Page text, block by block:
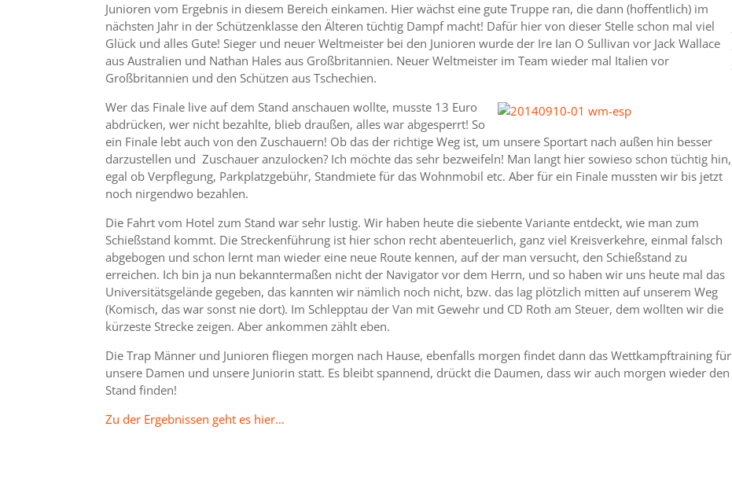
Junioren vom Ergebnis in diesem Bereich einkamen. Hier wächst eine gute Truppe ran, die dann (hoffentlich) im
nächsten Jahr in der Schützenklasse den Älteren tüchtig Dampf macht! Dafür hier von dieser Stelle schon mal viel
Glück und alles Gute! Sieger und neuer Weltmeister bei den Junioren wurde der Ire Ian O Sullivan vor Jack Wallace
aus Australien und Nathan Hales aus Großbritannien. Neuer Weltmeister im Team wieder mal Italien vor
Großbritannien und den Schützen aus Tschechien.
Wer das Finale live auf dem Stand anschauen wollte, musste 13 Euro
abdrücken, wer nicht bezahlte, blieb draußen, alles war abgesperrt! So
ein Finale lebt auch von den Zuschauern! Ob das der richtige Weg ist, um unsere Sportart nach außen hin besser
darzustellen und Zuschauer anzulocken? Ich möchte das sehr bezweifeln! Man langt hier sowieso schon tüchtig hin,
egal ob Verpflegung, Parkplatzgebühr, Standmiete für das Wohnmobil etc. Aber für ein Finale mussten wir bis jetzt
noch nirgendwo bezahlen.
Die Fahrt vom Hotel zum Stand war sehr lustig. Wir haben heute die siebente Variante entdeckt, wie man zum
Schießstand kommt. Die Streckenführung ist hier schon recht abenteuerlich, ganz viel Kreisverkehre, einmal falsch
abgebogen und schon lernt man wieder eine neue Route kennen, auf der man versucht, den Schießstand zu
erreichen. Ich bin ja nun bekanntermaßen nicht der Navigator vor dem Herrn, und so haben wir uns heute mal das
Universitätsgelände gegeben, das kannten wir nämlich noch nicht, bzw. das lag plötzlich mitten auf unserem Weg
(Komisch, das war sonst nie dort). Im Schlepptau der Van mit Gewehr und CD Roth am Steuer, dem wollten wir die
kürzeste Strecke zeigen. Aber ankommen zählt eben.
Die Trap Männer und Junioren fliegen morgen nach Hause, ebenfalls morgen findet dann das Wettkampftraining für
unsere Damen und unsere Juniorin statt. Es bleibt spannend, drückt die Daumen, dass wir auch morgen wieder den
Stand finden!
Zu der Ergebnissen geht es hier…